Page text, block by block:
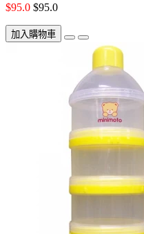
$95.0 $95.0
加入購物車